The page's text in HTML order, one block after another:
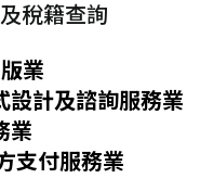
稅籍查詢
業
設計及諮詢服務業
業
支付服務業